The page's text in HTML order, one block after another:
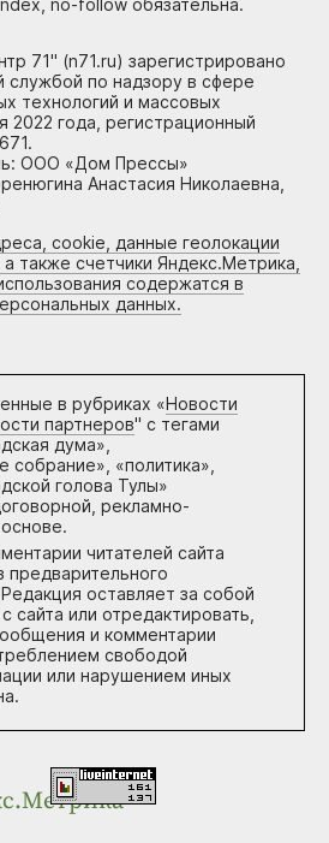
no-follow обязательна.
71" (n71.ru) зарегистрировано
по надзору в сфере
технологий и массовых
2022 года, регистрационный
ООО «Дом Прессы»
Анастасия Николаевна,
cookie, данные геолокации
также счетчики Яндекс.Метрика,
содержатся в
данных.
в рубриках «Новости
партнеров" с тегами
дума»,
собрание», «политика»,
голова Тулы»
рекламно-
читателей сайта
оставляет за собой
сайта или отредактировать,
и комментарии
свободой
или нарушением иных